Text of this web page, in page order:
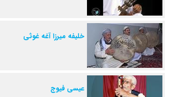
خلیفه میرزا آغه غوثی
عیسی فیوج